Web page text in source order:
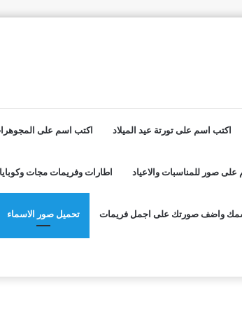
اكتب اسم على تورتة عيد الميلاد اكتب اسم على
صور للمناسبات والاعياد اطارات وفريمات مجات
واضف صورتك على اجمل فريمات تحميل صور الاسماء